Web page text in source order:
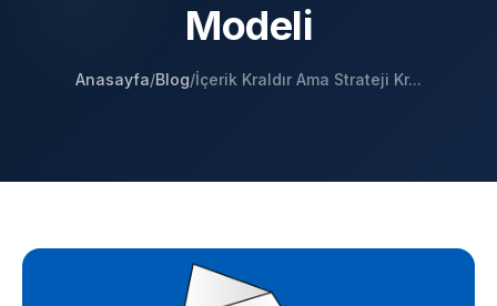
Modeli
Anasayfa/Blog/İçerik Kraldır Ama Strateji Kr...